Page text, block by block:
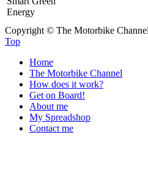
Energy
Copyright © The Motorbike Channel
Top
Home
The Motorbike Channel
How does it work?
Get on Board!
About me
My Spreadshop
Contact me